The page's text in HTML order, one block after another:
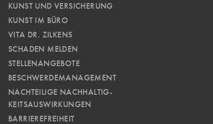
KUNST UND VERSICHERUNG
KUNST IM BÜRO
VITA DR. ZILKENS
SCHADEN MELDEN
STELLENANGEBOTE
BESCHWERDEMANAGEMENT
NACHTEILIGE NACH­HALTIG­
KEITSAUSWIRKUNGEN
BARRIEREFREIHEIT